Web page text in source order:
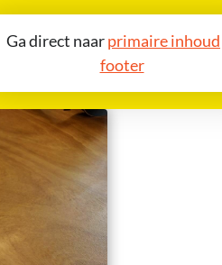
Ga direct naarprimaire inhoud
footer